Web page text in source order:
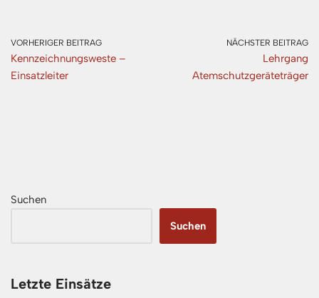
VORHERIGER BEITRAG
Kennzeichnungsweste –
Einsatzleiter
NÄCHSTER BEITRAG
Lehrgang
Atemschutzgeräteträger
Suchen
Suchen
Letzte Einsätze